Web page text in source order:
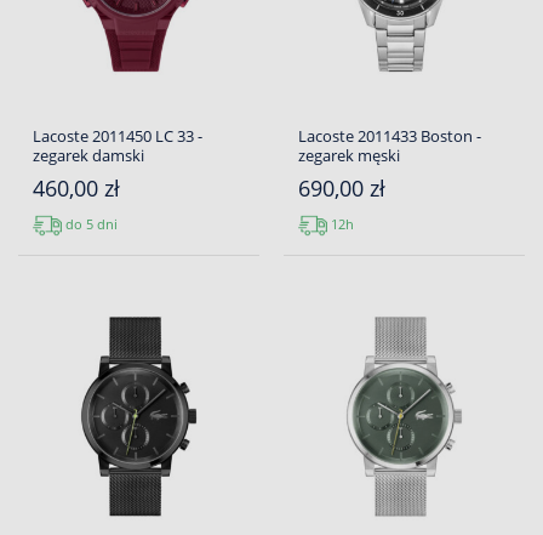
Lacoste 2011450 LC 33 -
zegarek damski
460,00 zł
do 5 dni
Lacoste 2011433 Boston -
zegarek męski
690,00 zł
12h